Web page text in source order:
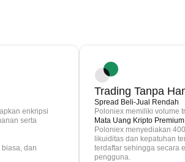
enkripsi
serta
dan
Trading Tanpa
Spread Beli-Jual Rendah
Poloniex memiliki volume
Mata Uang Kripto Premium
Poloniex menyediakan
likuiditas dan kepatuhan
terdaftar sehingga secara
pengguna.